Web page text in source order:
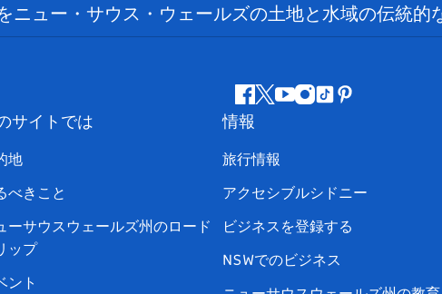
ニュー・サウス・ウェールズの土地と水域の伝統的
フ
ェ
イ
ブ
ッ
ツ
ッ
ー
ユ
ー
ブ
イ
グ
ラ
テ
ト
ッ
ピ
ス
ト
サイトでは
地
べきこと
ーサウスウェールズ州のロード
ップ
ント
情報
旅行情報
アクセシブルシドニー
ビジネスを登録する
NSWでのビジネス